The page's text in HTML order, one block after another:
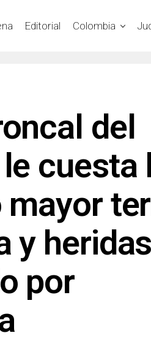
Editorial Colombia
del
cuesta
y
por